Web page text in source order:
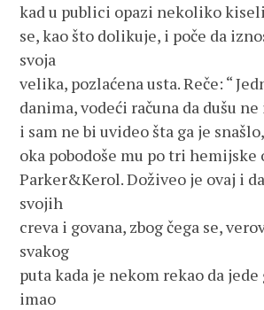
kad u publici opazi nekoliko
se, kao što dolikuje, i poče da
svoja
velika, pozlaćena usta. Reče: “
danima, vodeći računa da dušu
i sam ne bi uvideo šta ga je
oka pobodoše mu po tri hemijske
Parker&Kerol. Doživeo je ovaj i
svojih
creva i govana, zbog čega se,
svakog
puta kada je nekom rekao da
imao